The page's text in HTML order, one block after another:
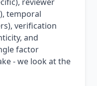
temporal
verification
and
factor
- we look at the